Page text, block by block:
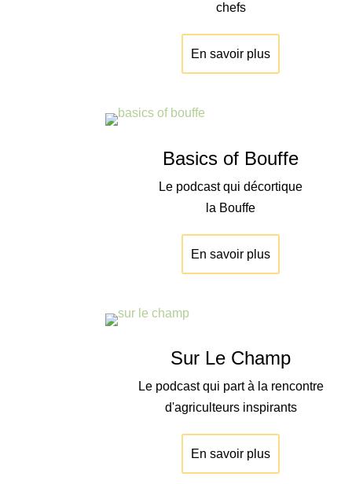
chefs
En savoir plus
Basics of Bouffe
Le podcast qui décortique
la Bouffe
En savoir plus
Sur Le Champ
Le podcast qui part à la rencontre
d'agriculteurs inspirants
En savoir plus